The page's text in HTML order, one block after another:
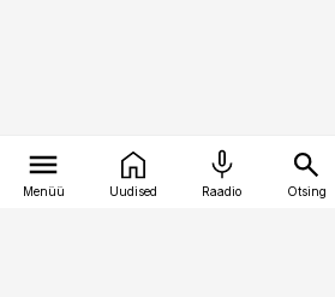
Menüü Uudised Raadio Otsing